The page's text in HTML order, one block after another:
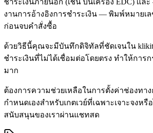
ชำระเงินภายนอก (เช่น บนเครื่อง EDC) แ
งานการอ้างอิงการชำระเงิน — พิมพ์หมายเล
ก่อนจบคำสั่งซื้อ
ด้วยวิธีนี้คุณจะมีบันทึกดิจิทัลที่ชัดเจนใน
ชำระเงินที่ไม่ได้เชื่อมต่อโดยตรง ทำให้การ
มาก
ต้องการความช่วยเหลือในการตั้งค่าช่องทาง
กำหนดเองสำหรับเกตเวย์ที่เฉพาะเจาะจงหรื
สนับสนุนของเราผ่านแชทสด